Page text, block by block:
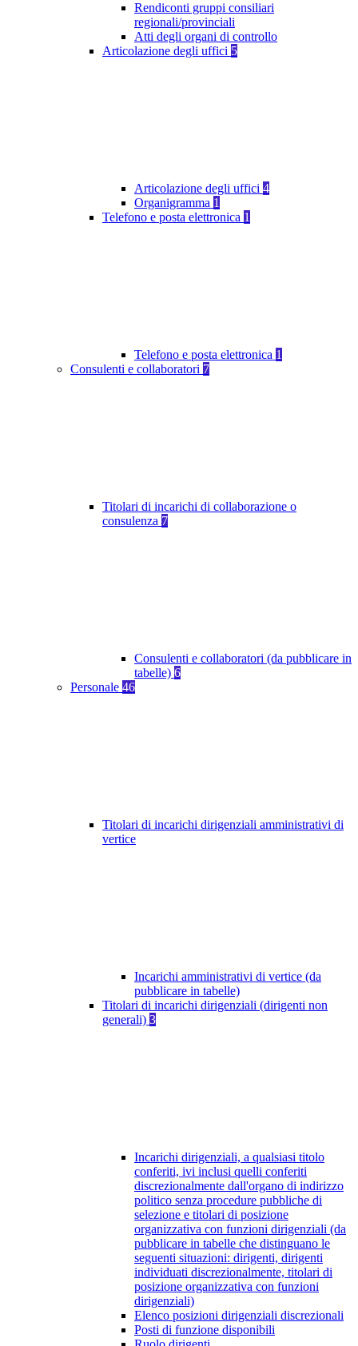
Rendiconti gruppi consiliari
regionali/provinciali
Atti degli organi di controllo
Articolazione degli uffici 5
Articolazione degli uffici 4
Organigramma 1
Telefono e posta elettronica 1
Telefono e posta elettronica 1
Consulenti e collaboratori 7
Titolari di incarichi di collaborazione o
consulenza 7
Consulenti e collaboratori (da pubblicare in
tabelle) 6
Personale 46
Titolari di incarichi dirigenziali amministrativi di
vertice
Incarichi amministrativi di vertice (da
pubblicare in tabelle)
Titolari di incarichi dirigenziali (dirigenti non
generali) 3
Incarichi dirigenziali, a qualsiasi titolo
conferiti, ivi inclusi quelli conferiti
discrezionalmente dall'organo di indirizzo
politico senza procedure pubbliche di
selezione e titolari di posizione
organizzativa con funzioni dirigenziali (da
pubblicare in tabelle che distinguano le
seguenti situazioni: dirigenti, dirigenti
individuati discrezionalmente, titolari di
posizione organizzativa con funzioni
dirigenziali)
Elenco posizioni dirigenziali discrezionali
Posti di funzione disponibili